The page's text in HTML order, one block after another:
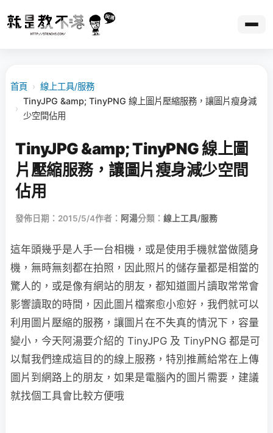
首頁 › 線上工具/服務
›
TinyJPG &amp; TinyPNG 線上圖片壓縮服務，讓圖片瘦身減
少空間佔用
TinyJPG &amp; TinyPNG 線上圖
片壓縮服務，讓圖片瘦身減少空間
佔用
發佈日期：2015/5/4作者： 阿湯分類： 線上工具/服務
這年頭幾乎是人手一台相機，或是使用手機就當做隨身
機，無時無刻都在拍照，因此照片的儲存量都是相當的
驚人的，或是像有網站的朋友，都知道圖片讀取常常會
影響讀取的時間，因此圖片檔案愈小愈好，我們就可以
利用圖片壓縮的服務，讓圖片在不失真的情況下，容量
變小，今天阿湯要介紹的 TinyJPG 及 TinyPNG 都是可
以幫我們達成這目的的線上服務，特別推薦給常在上傳
圖片到網路上的朋友，如果是電腦內的圖片需要，建議
就找個工具會比較方便哦